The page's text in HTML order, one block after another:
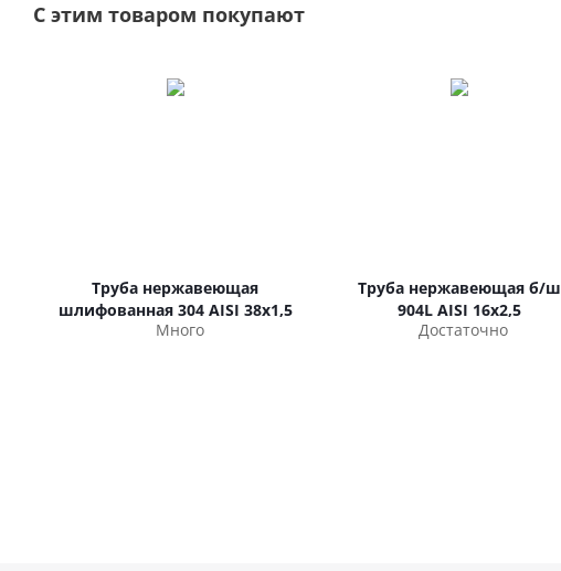
С этим товаром покупают
Труба нержавеющая
шлифованная 304 AISI 38х1,5
Много
Труба нержавеющая б/ш
904L AISI 16х2,5
Достаточно